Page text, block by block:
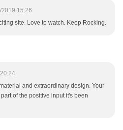
2019 15:26
site. Love to watch. Keep Rocking.
and extraordinary design. Your
of the positive input it's been